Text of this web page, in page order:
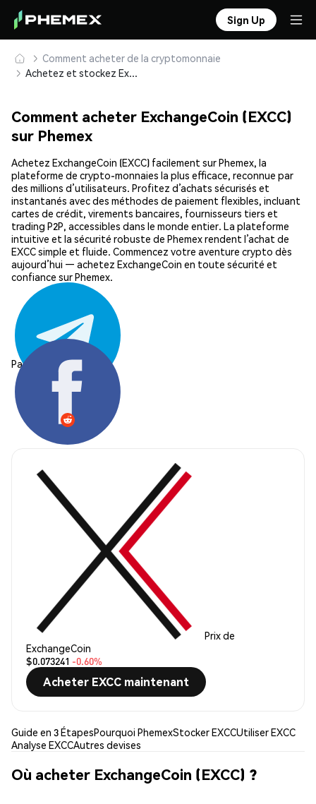
Sign Up
Comment acheter de la cryptomonnaie
Achetez et stockez ExchangeCoin (EXCC) en toute sécurité
Comment acheter ExchangeCoin (EXCC)
sur Phemex
Achetez ExchangeCoin (EXCC) facilement sur Phemex, la
plateforme de crypto-monnaies la plus efficace, reconnue par
des millions d’utilisateurs. Profitez d’achats sécurisés et
instantanés avec des méthodes de paiement flexibles, incluant
cartes de crédit, virements bancaires, fournisseurs tiers et
trading P2P, accessibles dans le monde entier. La plateforme
intuitive et la sécurité robuste de Phemex rendent l’achat de
EXCC simple et fluide. Commencez votre aventure crypto dès
aujourd’hui — achetez ExchangeCoin en toute sécurité et
confiance sur Phemex.
Partager:
Prix de
ExchangeCoin
$0.073241 -0.60%
Acheter EXCC maintenant
Guide en 3 ÉtapesPourquoi PhemexStocker EXCCUtiliser EXCC
Analyse EXCCAutres devises
Où acheter ExchangeCoin (EXCC) ?